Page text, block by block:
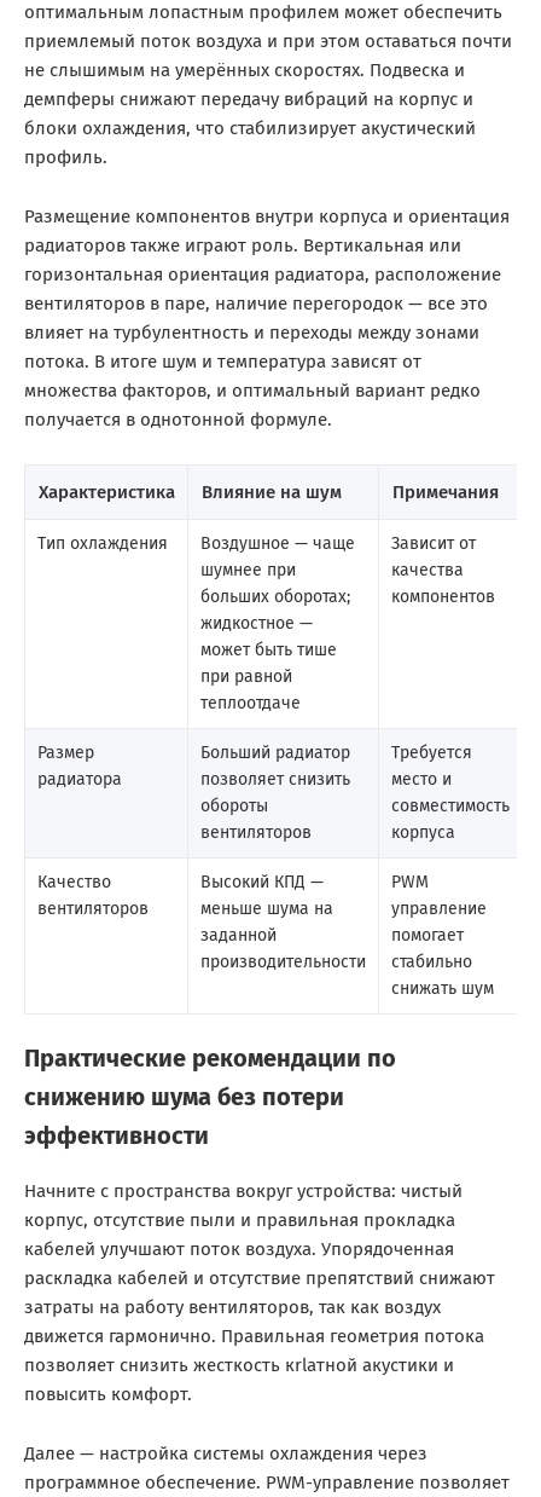
оптимальным лопастным профилем может обеспечить
приемлемый поток воздуха и при этом оставаться почти
не слышимым на умерённых скоростях. Подвеска и
демпферы снижают передачу вибраций на корпус и
блоки охлаждения, что стабилизирует акустический
профиль.
Размещение компонентов внутри корпуса и ориентация
радиаторов также играют роль. Вертикальная или
горизонтальная ориентация радиатора, расположение
вентиляторов в паре, наличие перегородок — все это
влияет на турбулентность и переходы между зонами
потока. В итоге шум и температура зависят от
множества факторов, и оптимальный вариант редко
получается в однотонной формуле.
Характеристика Влияние на шум Примечания
Тип охлаждения
Воздушное — чаще
шумнее при
больших оборотах;
жидкостное —
может быть тише
при равной
теплоотдаче
Зависит от
качества
компонентов
Размер
радиатора
Больший радиатор
позволяет снизить
обороты
вентиляторов
Требуется
место и
совместимость
корпуса
Качество
вентиляторов
Высокий КПД —
меньше шума на
заданной
производительности
PWM
управление
помогает
стабильно
снижать шум
Практические рекомендации по
снижению шума без потери
эффективности
Начните с пространства вокруг устройства: чистый
корпус, отсутствие пыли и правильная прокладка
кабелей улучшают поток воздуха. Упорядоченная
раскладка кабелей и отсутствие препятствий снижают
затраты на работу вентиляторов, так как воздух
движется гармонично. Правильная геометрия потока
позволяет снизить жесткость кrlатной акустики и
повысить комфорт.
Далее — настройка системы охлаждения через
программное обеспечение. PWM-управление позволяет